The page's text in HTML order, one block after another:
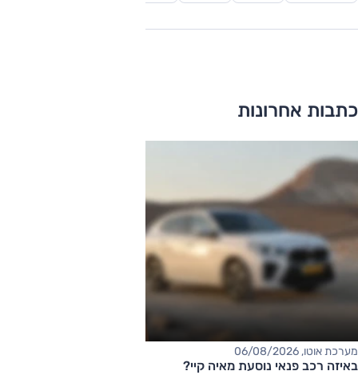
כתבות אחרונות
מערכת אוטו, 06/08/2026
באיזה רכב פנאי נוסעת מאיה קיי?